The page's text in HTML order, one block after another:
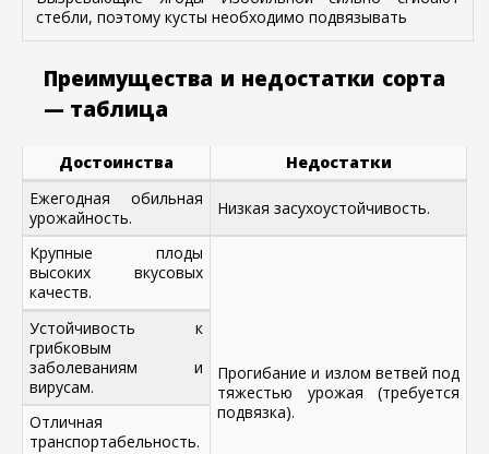
стебли, поэтому кусты необходимо подвязывать
Преимущества и недостатки сорта
— таблица
Достоинства
Недостатки
Ежегодная обильная
урожайность.
Низкая засухоустойчивость.
Крупные плоды
высоких вкусовых
качеств.
Прогибание и излом ветвей под
тяжестью урожая (требуется
подвязка).
Устойчивость к
грибковым
заболеваниям и
вирусам.
Отличная
транспортабельность.